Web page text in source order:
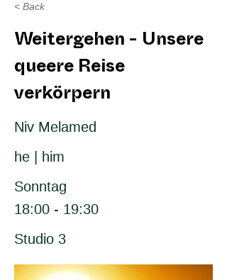
< Back
Weitergehen - Unsere
queere Reise
verkörpern
Niv Melamed
he | him
Sonntag
18:00 - 19:30
Studio 3